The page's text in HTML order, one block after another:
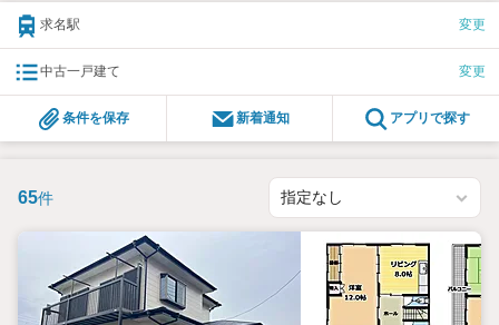
求名駅 変更
中古一戸建て 変更
条件を保存 新着通知 アプリで探す
65件